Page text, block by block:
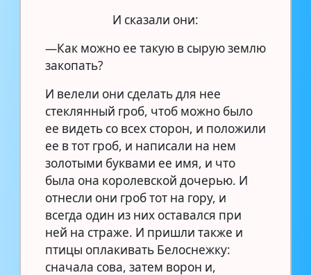
И сказали они:
—Как можно ее такую в сырую землю
закопать?
И велели они сделать для нее
стеклянный гроб, чтоб можно было
ее видеть со всех сторон, и положили
ее в тот гроб, и написали на нем
золотыми буквами ее имя, и что
была она королевской дочерью. И
отнесли они гроб тот на гору, и
всегда один из них оставался при
ней на страже. И пришли также и
птицы оплакивать Белоснежку:
сначала сова, затем ворон и,